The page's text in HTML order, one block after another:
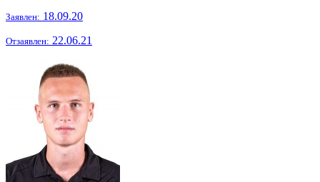
Заявлен: 18.09.20
Отзаявлен: 22.06.21